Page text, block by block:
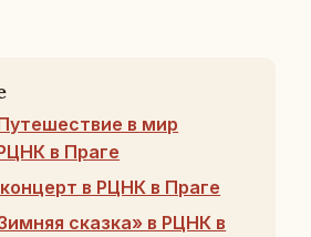
в мир
в Праге
в РЦНК в Праге
сказка» в РЦНК в